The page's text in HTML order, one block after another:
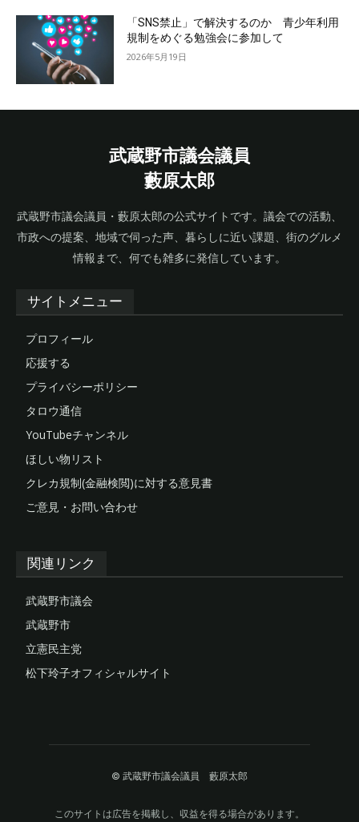
「SNS禁止」で解決するのか 青少年利用
規制をめぐる勉強会に参加して
2026年5月19日
武蔵野市議会議員
藪原太郎
武蔵野市議会議員・藪原太郎の公式サイトです。議会での活動、
市政への提案、地域で伺った声、暮らしに近い課題、街のグルメ
情報まで、何でも雑多に発信しています。
サイトメニュー
プロフィール
応援する
プライバシーポリシー
タロウ通信
YouTubeチャンネル
ほしい物リスト
クレカ規制(金融検閲)に対する意見書
ご意見・お問い合わせ
関連リンク
武蔵野市議会
武蔵野市
立憲民主党
松下玲子オフィシャルサイト
© 武蔵野市議会議員 藪原太郎
このサイトは広告を掲載し、収益を得る場合があります。